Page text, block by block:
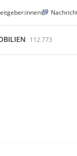
112.773